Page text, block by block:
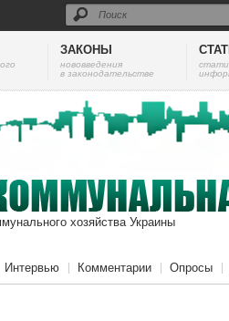
ЗАКОНЫ
нововведения
в законодательстве
хозяйства Украины
Интервью Комментарии Опросы